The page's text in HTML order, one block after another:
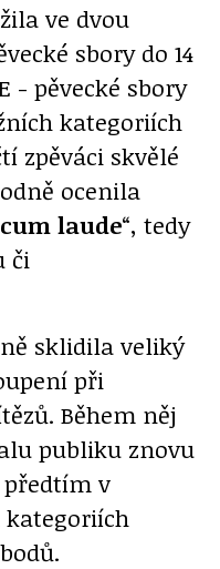
ve dvou
sbory do 14
- pěvecké sbory
kategoriích
zpěváci skvělé
ocenila
laude“, tedy
či
sklidila veliký
při
Během něj
publiku znovu
v